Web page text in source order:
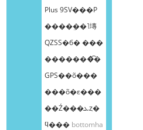
Plus 9SV���Ρ
����ܸ��˥塼
QZSS�б� ���
�������͡�
GPS��õ���
���õ�ε���
��Ź���ܥȥ�
ϥ��� bottomha